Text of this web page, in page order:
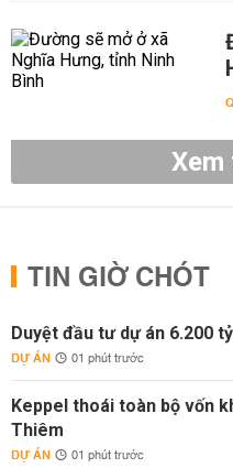
Xem
TIN GIỜ CHÓT
Duyệt đầu tư dự án 6.200
DỰ ÁN 01 phút trước
Keppel thoái toàn bộ vốn
Thiêm
DỰ ÁN 01 phút trước